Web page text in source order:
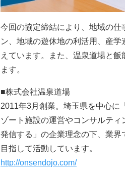
今回の協定締結により、地域の
ン、地域の遊休地の利活用、産
えています。また、温泉道場と
ます。
■株式会社温泉道場
2011年3月創業。埼玉県を中心に
ゾート施設の運営やコンサルテ
発信する」の企業理念の下、業
目指して活動しています。
http://onsendojo.com/